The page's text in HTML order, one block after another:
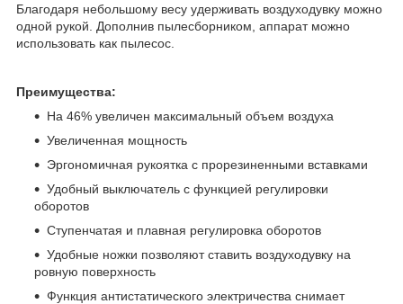
Благодаря небольшому весу удерживать воздуходувку можно
одной рукой. Дополнив пылесборником, аппарат можно
использовать как пылесос.
Преимущества:
На 46% увеличен максимальный объем воздуха
Увеличенная мощность
Эргономичная рукоятка с прорезиненными вставками
Удобный выключатель с функцией регулировки
оборотов
Ступенчатая и плавная регулировка оборотов
Удобные ножки позволяют ставить воздуходувку на
ровную поверхность
Функция антистатического электричества снимает